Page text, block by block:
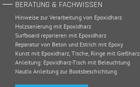
BERATUNG & FACHWISSEN
Hinweise zur Verarbeitung von Epoxidharz
Holzsanierung mit Epoxidharz
Surfboard reparieren mit Epoxidharz
Reparatur von Beton und Estrich mit Epoxy
Kunst mit Epoxidharz, Tische, Ringe mit Gießharz
Anleitung: Epoxidharz-Tisch mit Beleuchtung
Nautix Anleitung zur Bootsbeschichtung